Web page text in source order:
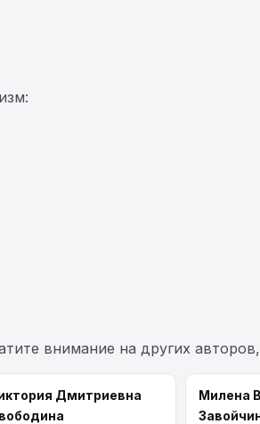
внимание на других
Дмитриевна
Милена